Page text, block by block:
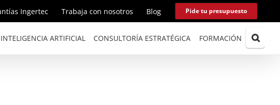
Ingertec Trabaja con nosotros Blog Pide tu presupuesto
INTELIGENCIA ARTIFICIAL CONSULTORÍA ESTRATÉGICA FORMACIÓN